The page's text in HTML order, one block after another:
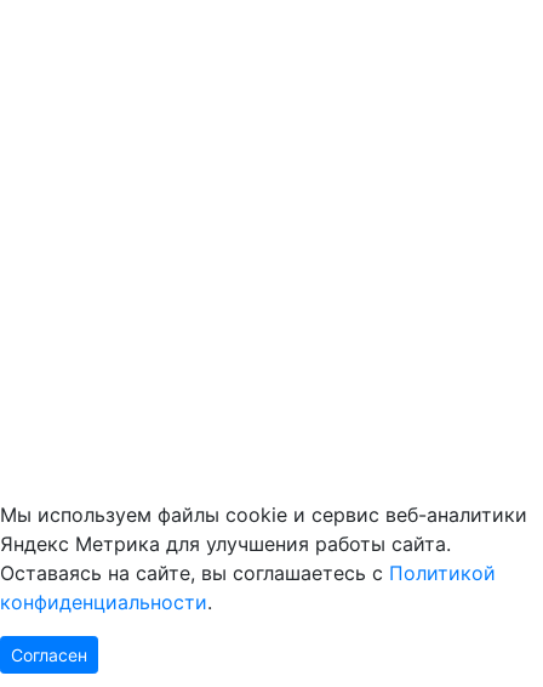
Мы используем файлы cookie и сервис веб-аналитики
Яндекс Метрика для улучшения работы сайта.
Оставаясь на сайте, вы соглашаетесь с Политикой
конфиденциальности.
Согласен